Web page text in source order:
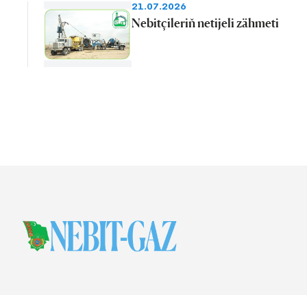
21.07.2026
Nebitçileriň netijeli zähmeti